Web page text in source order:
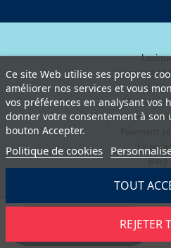
Ce site Web utilise ses propres
améliorer nos services et vous
vos préférences en analysant vos
donner votre consentement à
bouton Accepter.
Politique de cookies
REJETER
TOUT
Livraison et
C.G.V
Mentions
Politique de
La
Blog